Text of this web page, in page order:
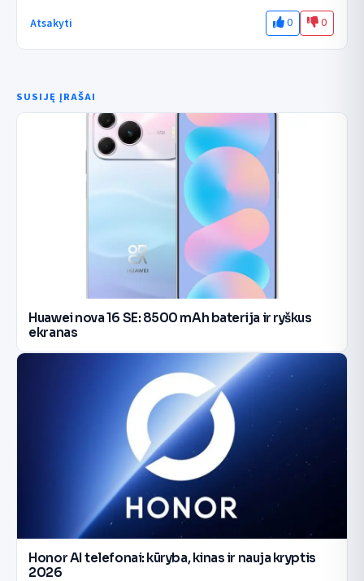
Atsakyti 0 0
SUSIJĘ ĮRAŠAI
Huawei nova 16 SE: 8500 mAh baterija ir ryškus
ekranas
Honor AI telefonai: kūryba, kinas ir nauja kryptis
2026